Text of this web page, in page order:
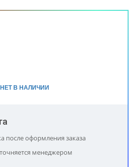
НЕТ В НАЛИЧИИ
после оформления заказа
менеджером